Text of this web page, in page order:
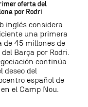
oferta del
por Rodri
inglés considera
una primera
de 45 millones de
del Barça por Rodri.
continúa
deseo del
español de
el Camp Nou.